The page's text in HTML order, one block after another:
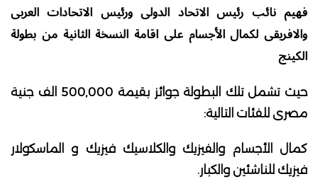
فهيم نائب رئيس الاتحاد الدولى ورئيس الاتحادات العربى
والافريقى لكمال الأجسام على اقامة النسخة الثانية من بطولة
الكينج
حيث تشمل تلك البطولة جوائز بقيمة 500,000 الف جنية
مصرى للفئات التالية:
كمال الأجسام والفيزيك والكلاسيك فيزيك و الماسكولار
فيزيك للناشئين والكبار.